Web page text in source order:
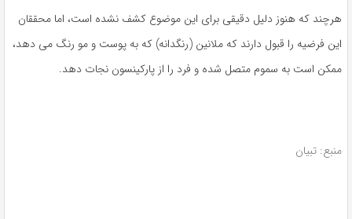
هرچند که هنوز دلیل دقیقی برای این موضوع کشف نشده است، اما محققان
این فرضیه را قبول دارند که ملانین (رنگدانه) که به پوست و مو رنگ می دهد،
ممکن است به سموم متصل شده و فرد را از پارکینسون نجات دهد.
منبع: تبیان